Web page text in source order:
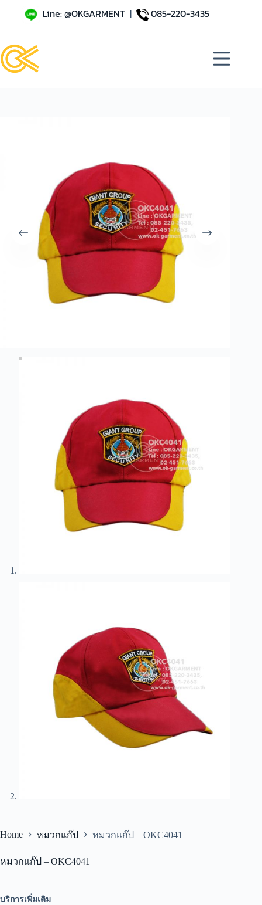
Line: @OKGARMENT| 085-220-3435
Home หมวกแก๊ป หมวกแก๊ป – OKC4041
หมวกแก๊ป – OKC4041
บริการเพิ่มเติม